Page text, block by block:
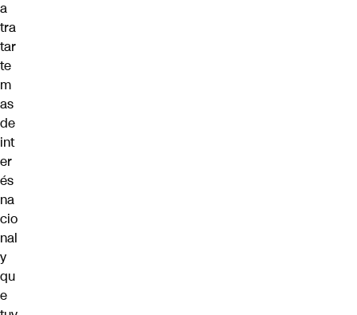
a
tra
tar
te
m
as
de
int
er
és
na
cio
nal
y
qu
e